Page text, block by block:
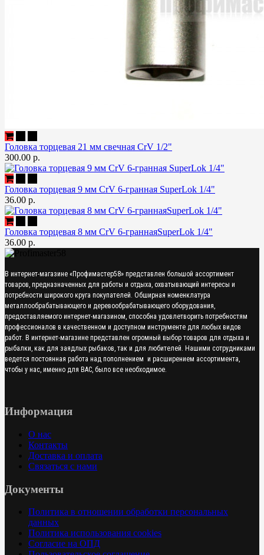
Головка торцевая 21 мм свечная CrV 1/2"
300.00 р.
Головка торцевая 9 мм CrV 6-гранная SuperLok 1/4"
36.00 р.
Головка торцевая 8 мм CrV 6-граннаяSuperLok 1/4"
36.00 р.
В интернет-магазине «Профимастер58» представлен большой ассортимент
товаров, предназначенных для работы и отдыха, охватывающий интересы и
потребности широкого круга покупателей. Обширная номенклатура
металлообрабатывающего и деревообрабатывающего оборудования,
предоставляемого интернет-магазином, способна удовлетворить потребностям
профессионалов в качественном и доступном инструменте для любых видов
работ. В интернет-магазине представлен огромный выбор товаров для отдыха и
рыбалки, как для заядлых рыбаков, так и для любителей. Нашими сотрудниками
ведется постоянная работа над пополнением и расширением ассортимента,
чтобы у нас, именно для ВАС, было все необходимое.
Информация
О нас
Контакты
Доставка и оплата
Связаться с нами
Документы
Политика в отношении обработки персональных
данных
Политика использования cookies
Согласие на ОПД